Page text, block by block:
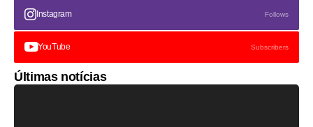
Instagram Follows
YouTube Subscribers
Últimas notícias